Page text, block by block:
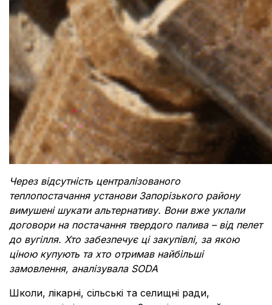
Через відсутність централізованого
теплопостачання установи Запорізького району
вимушені шукати альтернативу. Вони вже уклали
договори на постачання твердого палива – від пелет
до вугілля. Хто забезпечує ці закупівлі, за якою
ціною купують та хто отримав найбільші
замовлення, аналізувала SODA
Школи, лікарні, сільські та селищні ради,